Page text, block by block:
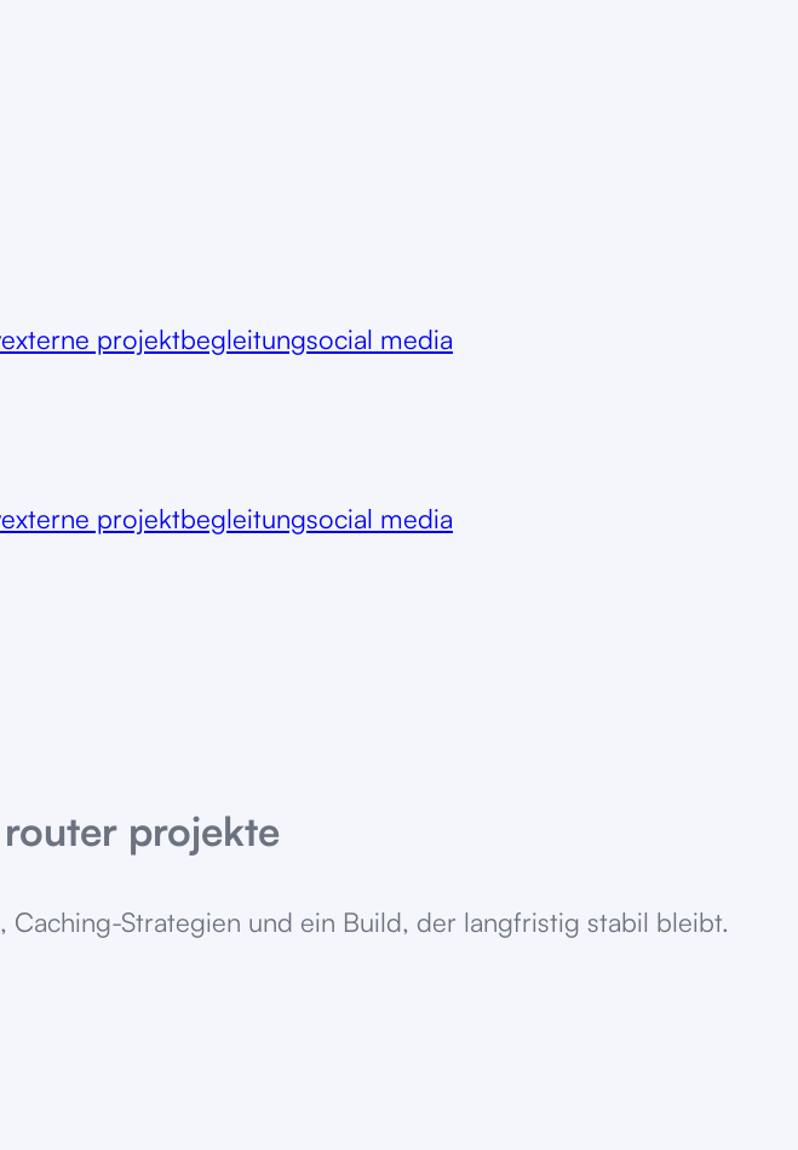
externe projektbegleitungsocial media
externe projektbegleitungsocial media
projekte
Strategien und ein Build, der langfristig stabil bleibt.